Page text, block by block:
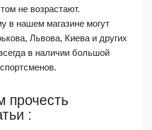
не возрастают.
в нашем магазине могут
Львова, Киева и других
в наличии большой
прочесть
: